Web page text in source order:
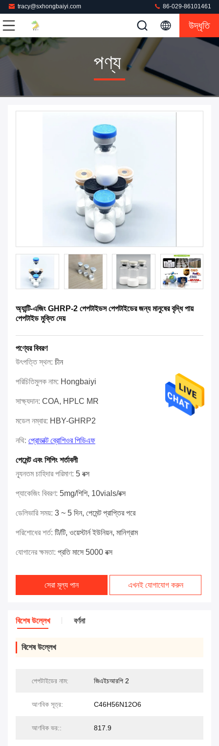
tracy@sxhongbaiyi.com 86-029-86101461
উদ্ধৃতি
পণ্য
অ্যান্টি-এজিং GHRP-2 পেপটাইডস পেপটাইডের জন্য মানুষের বৃদ্ধি পায়
পেপটাইড মুক্তি দেয়
পণ্যের বিবরণ
উৎপত্তি স্থল: চীন
পরিচিতিমুলক নাম: Hongbaiyi
সাক্ষ্যদান: COA, HPLC MR
মডেল নম্বার: HBY-GHRP2
নথি: প্রোডাক্ট ব্রোশিওর পিডিএফ
পেমেন্ট এবং শিপিং শর্তাবলী
ন্যূনতম চাহিদার পরিমাণ: 5 বক্স
প্যাকেজিং বিবরণ: 5mg/শিশি, 10vials/বক্স
ডেলিভারি সময়: 3 ~ 5 দিন, পেমেন্ট প্রাপ্তির পরে
পরিশোধের শর্ত: টি/টি, ওয়েস্টার্ন ইউনিয়ন, মানিগ্রাম
যোগানের ক্ষমতা: প্রতি মাসে 5000 বক্স
সেরা মূল্য পান এখনই যোগাযোগ করুন
বিশেষ উল্লেখ বর্ণনা
বিশেষ উল্লেখ
পেপটাইডের নাম: জিএইচআরপি 2
আণবিক সূত্র: C46H56N12O6
আণবিক ভর:: 817.9